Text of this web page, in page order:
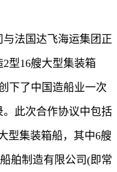
法国达飞海运集团正
型16艘大型集装箱
下了中国造船业一次
此次合作协议中包括
型集装箱船，其中6艘
舶制造有限公司(即常